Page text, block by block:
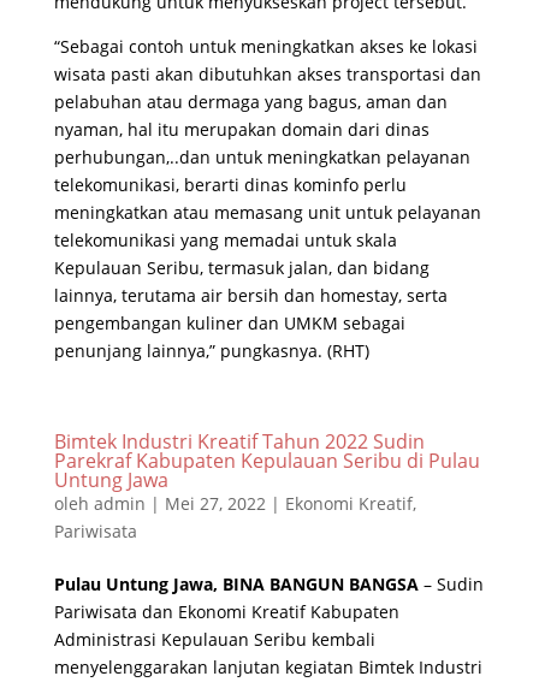
“Sebagai contoh untuk meningkatkan akses ke lokasi
wisata pasti akan dibutuhkan akses transportasi dan
pelabuhan atau dermaga yang bagus, aman dan
nyaman, hal itu merupakan domain dari dinas
perhubungan,..dan untuk meningkatkan pelayanan
telekomunikasi, berarti dinas kominfo perlu
meningkatkan atau memasang unit untuk pelayanan
telekomunikasi yang memadai untuk skala
Kepulauan Seribu, termasuk jalan, dan bidang
lainnya, terutama air bersih dan homestay, serta
pengembangan kuliner dan UMKM sebagai
penunjang lainnya,” pungkasnya. (RHT)
Bimtek Industri Kreatif Tahun 2022 Sudin
Parekraf Kabupaten Kepulauan Seribu di Pulau
Untung Jawa
oleh admin | Mei 27, 2022| Ekonomi Kreatif,
Pariwisata
Pulau Untung Jawa, BINA BANGUN BANGSA– Sudin
Pariwisata dan Ekonomi Kreatif Kabupaten
Administrasi Kepulauan Seribu kembali
menyelenggarakan lanjutan kegiatan Bimtek Industri